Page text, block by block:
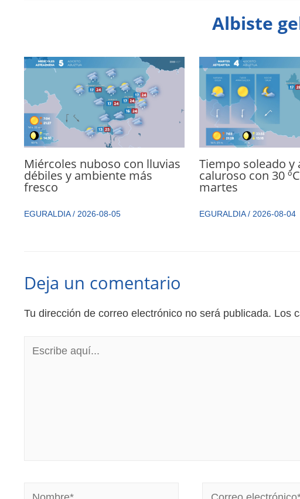
Albiste
Miércoles nuboso con lluvias
débiles y ambiente más
fresco
EGURALDIA/ 2026-08-05
Tiempo soleado y
caluroso con 30
martes
EGURALDIA/ 2026-08-04
Deja un comentario
Tu dirección de correo electrónico no será publicada. Los